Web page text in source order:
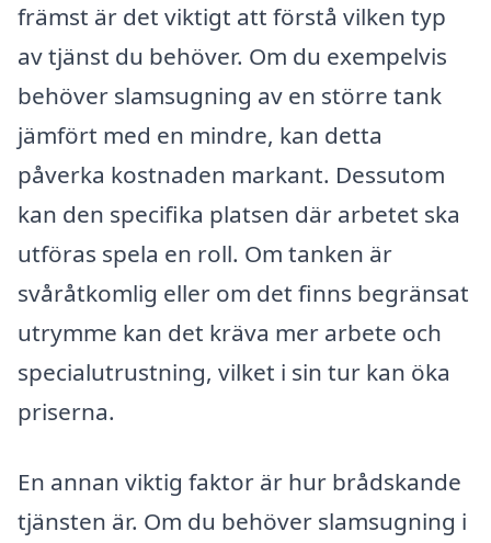
främst är det viktigt att förstå vilken typ
av tjänst du behöver. Om du exempelvis
behöver slamsugning av en större tank
jämfört med en mindre, kan detta
påverka kostnaden markant. Dessutom
kan den specifika platsen där arbetet ska
utföras spela en roll. Om tanken är
svåråtkomlig eller om det finns begränsat
utrymme kan det kräva mer arbete och
specialutrustning, vilket i sin tur kan öka
priserna.
En annan viktig faktor är hur brådskande
tjänsten är. Om du behöver slamsugning i